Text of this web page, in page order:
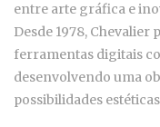
entre arte gráfica e
Desde 1978,
ferramentas digitais
desenvolvendo uma
possibilidades